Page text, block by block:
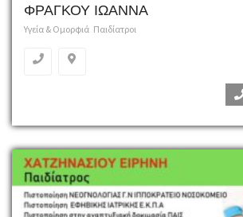
ΦΡΑΓΚΟΥ ΙΩΑΝΝΑ
Υγεία & Ομορφιά Παιδίατροι